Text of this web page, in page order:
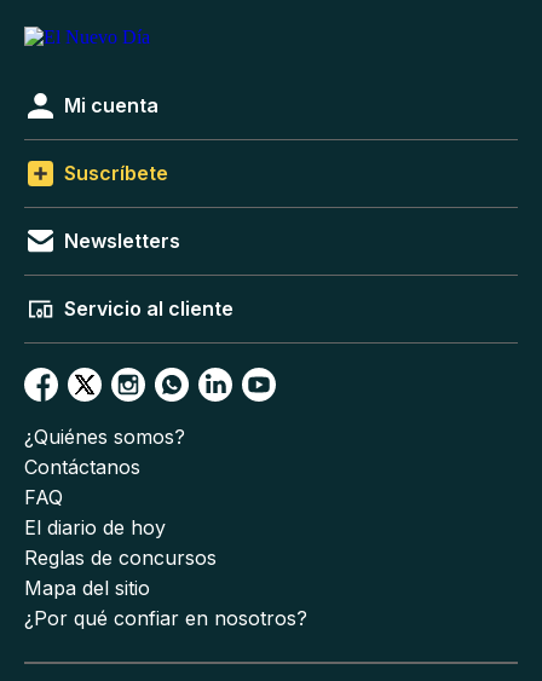
Mi cuenta
Suscríbete
Newsletters
Servicio al cliente
¿Quiénes somos?
Contáctanos
FAQ
El diario de hoy
Reglas de concursos
Mapa del sitio
¿Por qué confiar en nosotros?